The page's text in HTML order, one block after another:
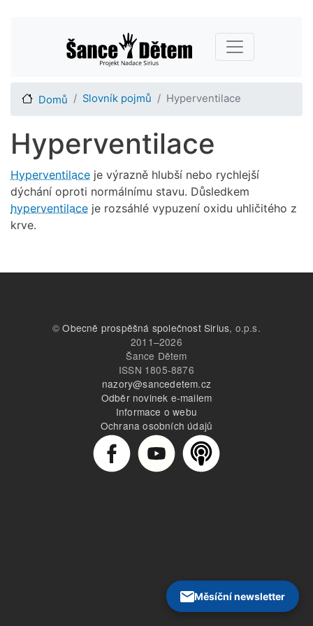
hlavnímu
obsahu
Main navigation
Domů Slovník pojmů Hyperventilace
Hyperventilace
Hyperventilace je výrazně hlubší nebo rychlejší
dýchání oproti normálnímu stavu. Důsledkem
hyperventilace je rozsáhlé vypuzení oxidu uhličitého z
krve.
©Obecně prospěšná společnost Sirius, o.p.s.
2011–2026
Šance Dětem
ISSN 1805-8876
nazory@sancedetem.cz
Odběr novinek e-mailem
Informace o webu
Ochrana osobních údajů
Měsíční newsletter